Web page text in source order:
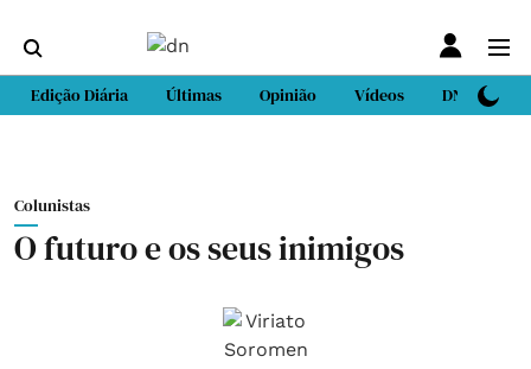
Edição Diária Últimas Opinião Vídeos DN Sport
Colunistas
O futuro e os seus inimigos